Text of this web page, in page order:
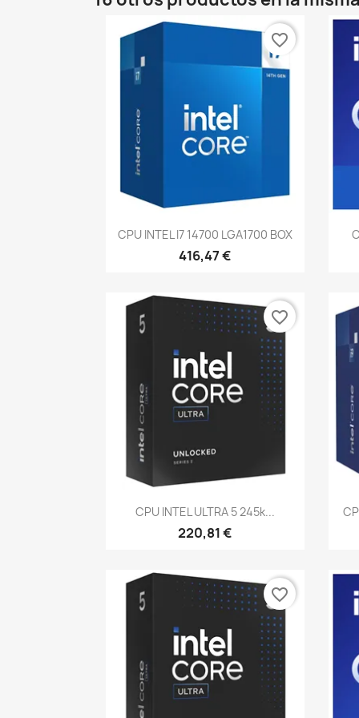
 Vista rápida
CPU INTEL I7 14700 LGA1700 BOX
416,47 €
favorite_border
Vista rápida
CPU INTEL ULTRA 5 245k...
220,81 €
favorite_border
favorite_border